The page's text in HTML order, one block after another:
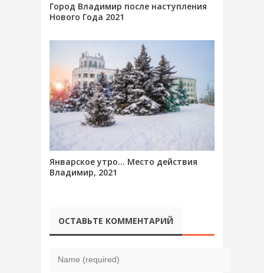
Город Владимир после наступления
Нового Года 2021
Январское утро… Место действия
Владимир, 2021
ОСТАВЬТЕ КОММЕНТАРИЙ